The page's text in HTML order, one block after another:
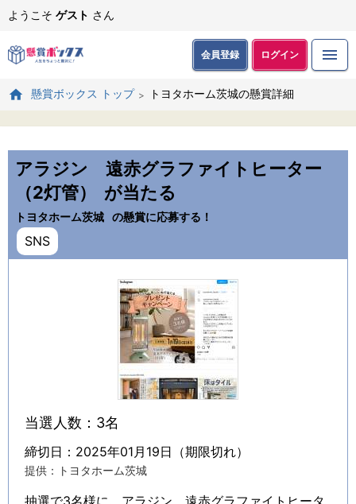
ようこそ ゲスト さん
会員登録 ログイン
懸賞ボックス トップ トヨタホーム茨城の懸賞詳細
アラジン 遠⾚グラファイトヒーター
（2灯管）
が当たる
トヨタホーム茨城 の懸賞に応募する！
SNS
当選人数：3名
締切日：2025年01月19日（期限切れ）
提供：トヨタホーム茨城